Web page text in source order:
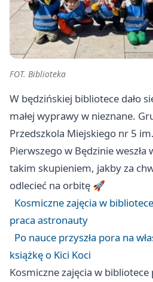
FOT. Biblioteka
W będzińskiej bibliotece dało
małej wyprawy w nieznane.
Przedszkola Miejskiego nr 5
Pierwszego w Będzinie
takim skupieniem, jakby za
odlecieć na orbitę 🚀
Kosmiczne zajęcia w
praca astronauty
Po nauce przyszła pora na
książkę o Kici Koci
Kosmiczne zajęcia w bibliotece